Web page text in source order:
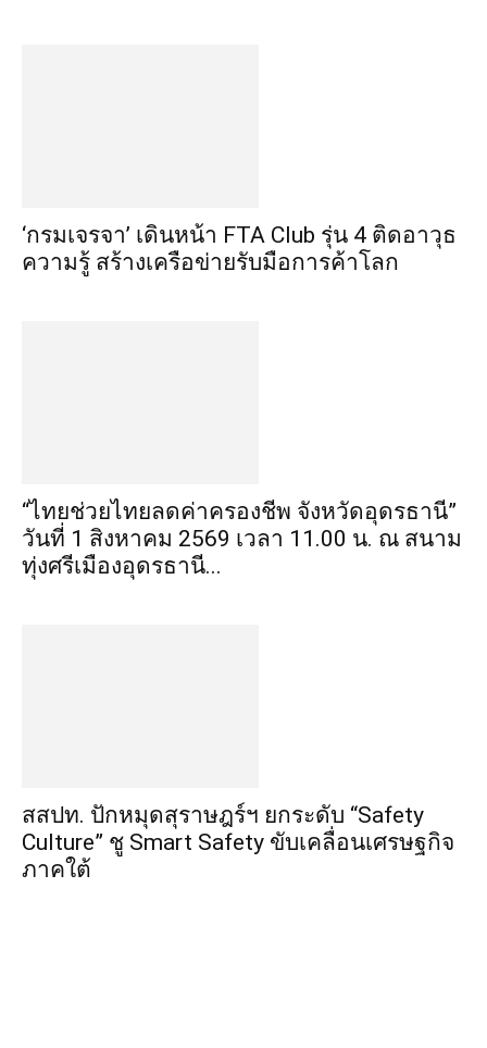
‘กรมเจรจา’ เดินหน้า FTA Club รุ่น 4 ติดอาวุธ
ความรู้ สร้างเครือข่ายรับมือการค้าโลก
“ไทยช่วยไทยลดค่าครองชีพ จังหวัดอุดรธานี”
วันที่ 1 สิงหาคม 2569 เวลา 11.00 น. ณ สนาม
ทุ่งศรีเมืองอุดรธานี...
สสปท. ปักหมุดสุราษฎร์ฯ ยกระดับ “Safety
Culture” ชู Smart Safety ขับเคลื่อนเศรษฐกิจ
ภาคใต้